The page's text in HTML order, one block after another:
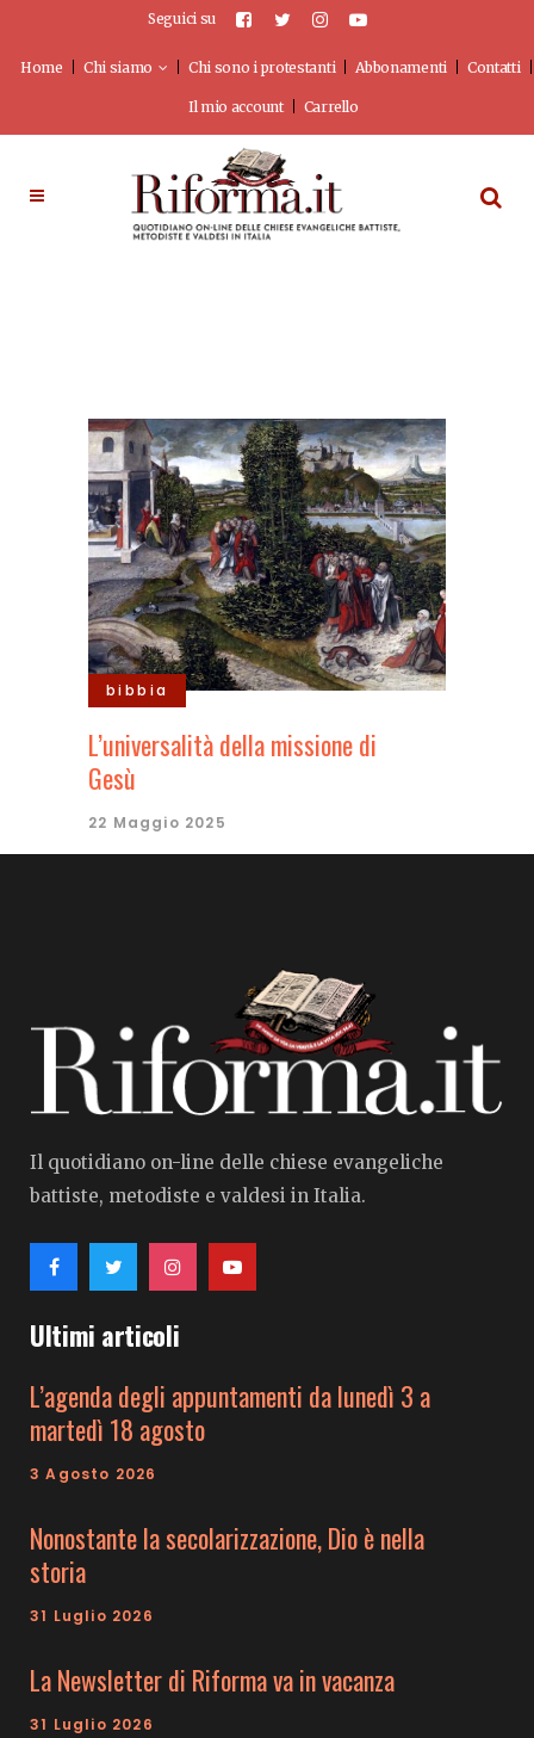
Seguici su
Home Chi siamo Chi sono i protestanti Abbonamenti Contatti
Il mio account Carrello
bibbia
L’universalità della missione di
Gesù
22 Maggio 2025
Il quotidiano on-line delle chiese evangeliche
battiste, metodiste e valdesi in Italia.
Ultimi articoli
L’agenda degli appuntamenti da lunedì 3 a
martedì 18 agosto
3 Agosto 2026
Nonostante la secolarizzazione, Dio è nella
storia
31 Luglio 2026
La Newsletter di Riforma va in vacanza
31 Luglio 2026